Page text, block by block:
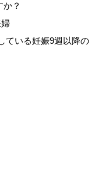
？
ている妊娠9週以降の